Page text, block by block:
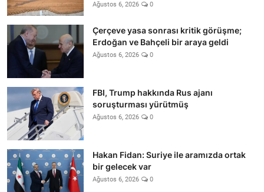
Ağustos 6, 2026 0
Çerçeve yasa sonrası kritik görüşme;
Erdoğan ve Bahçeli bir araya geldi
Ağustos 6, 2026 0
FBI, Trump hakkında Rus ajanı
soruşturması yürütmüş
Ağustos 6, 2026 0
Hakan Fidan: Suriye ile aramızda ortak
bir gelecek var
Ağustos 6, 2026 0